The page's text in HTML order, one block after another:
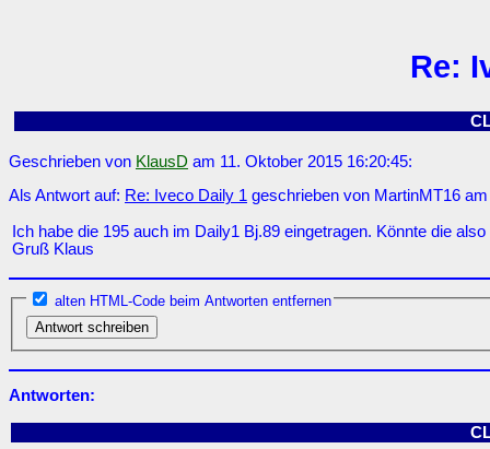
Re:
Geschrieben von KlausD am 11. Oktober 2015 16:20:45:
Als Antwort auf: Re: Iveco Daily 1 geschrieben von MartinMT16
Ich habe die 195 auch im Daily1 Bj.89 eingetragen. Könnte die
Gruß Klaus
alten HTML-Code beim Antworten entfernen
Antworten: